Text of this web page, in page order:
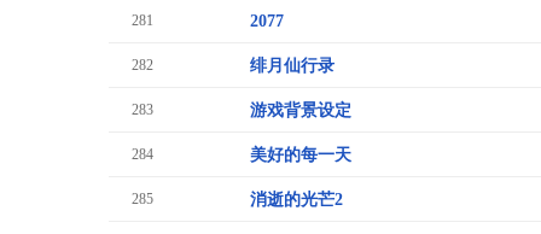
281 2077
282 绯月仙行录
283 游戏背景设定
284 美好的每一天
285 消逝的光芒2